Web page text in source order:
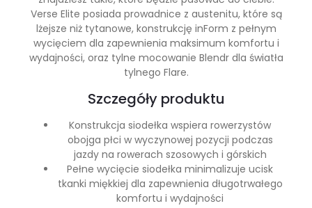
Verse Elite posiada prowadnice z austenitu, które są
lżejsze niż tytanowe, konstrukcję inForm z pełnym
wycięciem dla zapewnienia maksimum komfortu i
wydajności, oraz tylne mocowanie Blendr dla światła
tylnego Flare.
Szczegóły produktu
Konstrukcja siodełka wspiera rowerzystów
obojga płci w wyczynowej pozycji podczas
jazdy na rowerach szosowych i górskich
Pełne wycięcie siodełka minimalizuje ucisk
tkanki miękkiej dla zapewnienia długotrwałego
komfortu i wydajności